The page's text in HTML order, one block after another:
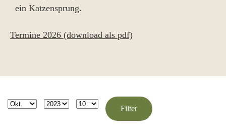
ein Katzensprung.
Termine 2026 (download als pdf)
Filter
Monat Jahr Anzeige #
Filter